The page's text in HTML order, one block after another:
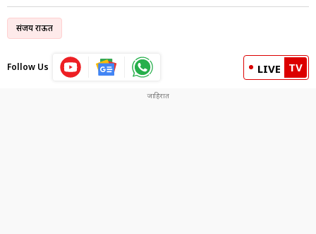
संजय राऊत
Follow Us LIVE TV